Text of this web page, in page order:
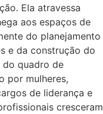
Ela atravessa
aos espaços de
do planejamento
e da construção do
do quadro de
por mulheres,
de liderança e
cresceram